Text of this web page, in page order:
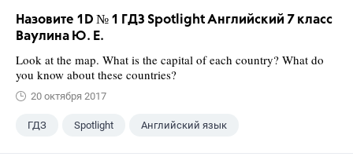
Назовите 1D № 1 ГДЗ Spotlight Английский 7 класс
Ваулина Ю. Е.
Look at the map. What is the capital of each country? What do
you know about these countries?
20 октября 2017
ГДЗ Spotlight Английский язык